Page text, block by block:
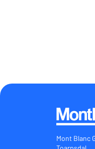
Mont Blanc